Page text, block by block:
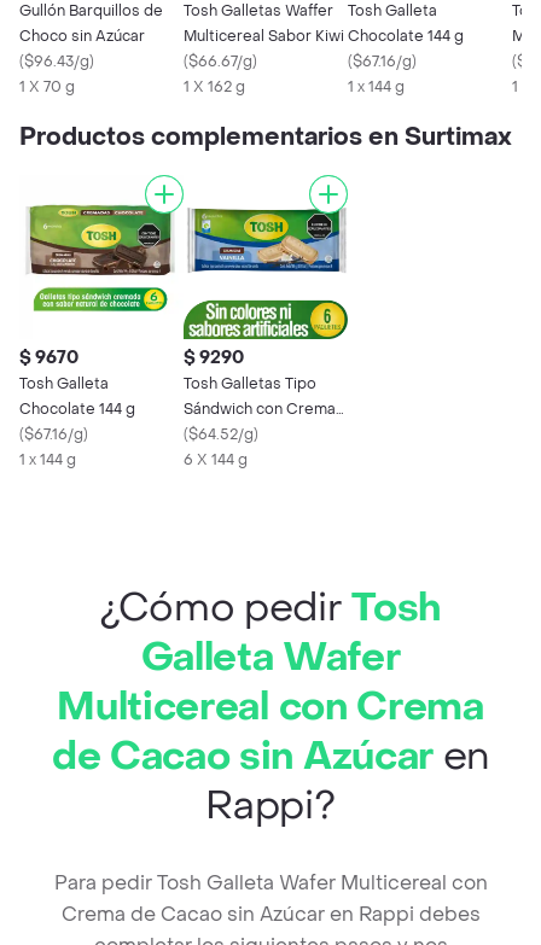
Gullón Barquillos de
Choco sin Azúcar
($96.43/g)
1 X 70 g
Tosh Galletas Waffer
Multicereal Sabor Kiwi
($66.67/g)
1 X 162 g
Tosh Galleta
Chocolate 144 g
($67.16/g)
1 x 144 g
(
1 X
Productos complementarios en Surtimax
$ 9670
Tosh Galleta
Chocolate 144 g
($67.16/g)
1 x 144 g
$ 9290
Tosh Galletas Tipo
Sándwich con Crema
Sabor a Vainilla
($64.52/g)
6 X 144 g
¿Cómo pedirTosh
Galleta Wafer
Multicereal con Crema
de Cacao sin Azúcaren
Rappi?
Para pedir Tosh Galleta Wafer Multicereal con
Crema de Cacao sin Azúcar en Rappi debes